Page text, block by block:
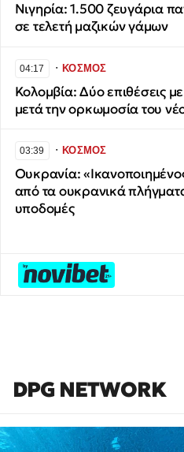
Νιγηρία: 1.500 ζευγάρια
σε τελετή μαζικών γάμων
04:17 ∙ΚΟΣΜΟΣ
Κολομβία: Δύο επιθέσεις
μετά την ορκωμοσία του
03:39 ∙ΚΟΣΜΟΣ
Ουκρανία:
από τα ουκρανικά
υποδομές
DPG NETWORK